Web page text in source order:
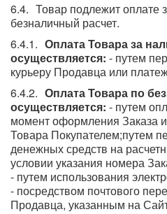
Товар подлежит оплате
безналичный расчет.
Оплата Товара за
осуществляется: - путем
курьеру Продавца или
Оплата Товара по
осуществляется: - путем
момент оформления Заказа
Товара Покупателем;путем
денежных средств на
условии указания номера
- путем использования
- посредством почтового
Продавца, указанным на